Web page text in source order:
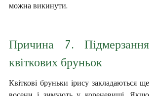
можна викинути.
Причина 7. Підмерзання
квіткових бруньок
Квіткові бруньки ірису закладаються ще